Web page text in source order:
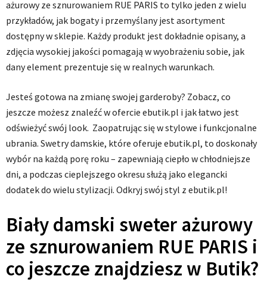
ażurowy ze sznurowaniem RUE PARIS to tylko jeden z wielu
przykładów, jak bogaty i przemyślany jest asortyment
dostępny w sklepie. Każdy produkt jest dokładnie opisany, a
zdjęcia wysokiej jakości pomagają w wyobrażeniu sobie, jak
dany element prezentuje się w realnych warunkach.
Jesteś gotowa na zmianę swojej garderoby? Zobacz, co
jeszcze możesz znaleźć w ofercie ebutik.pl i jak łatwo jest
odświeżyć swój look. Zaopatrując się w stylowe i funkcjonalne
ubrania. Swetry damskie, które oferuje ebutik.pl, to doskonały
wybór na każdą porę roku – zapewniają ciepło w chłodniejsze
dni, a podczas cieplejszego okresu służą jako elegancki
dodatek do wielu stylizacji. Odkryj swój styl z ebutik.pl!
Biały damski sweter ażurowy
ze sznurowaniem RUE PARIS i
co jeszcze znajdziesz w Butik?